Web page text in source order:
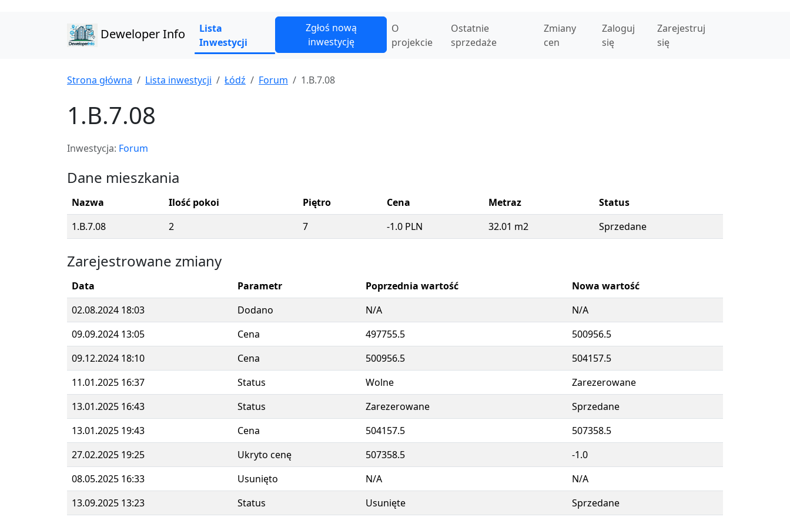
Deweloper Info
Lista
Inwestycji
Zgłoś nową
inwestycję
O
projekcie
Ostatnie
sprzedaże
Zmiany
cen
Zaloguj
się
Zarejestruj
się
Strona główna Lista inwestycji Łódź Forum 1.B.7.08
1.B.7.08
Inwestycja: Forum
Dane mieszkania
Nazwa Ilość pokoi Piętro Cena Metraz
Status
1.B.7.08
2 7 -1.0 PLN 32.01 m2 Sprzedane
Zarejestrowane zmiany
Data Parametr Poprzednia wartość
Nowa wartość
02.08.2024 18:03
Dodano N/A
N/A
09.09.2024 13:05
Cena 497755.5
500956.5
09.12.2024 18:10
Cena 500956.5
504157.5
11.01.2025 16:37
Status Wolne
Zarezerowane
13.01.2025 16:43
Status Zarezerowane
Sprzedane
13.01.2025 19:43
Cena 504157.5
507358.5
27.02.2025 19:25
Ukryto cenę 507358.5
-1.0
08.05.2025 16:33
Usunięto N/A
N/A
13.09.2025 13:23
Status Usunięte Sprzedane